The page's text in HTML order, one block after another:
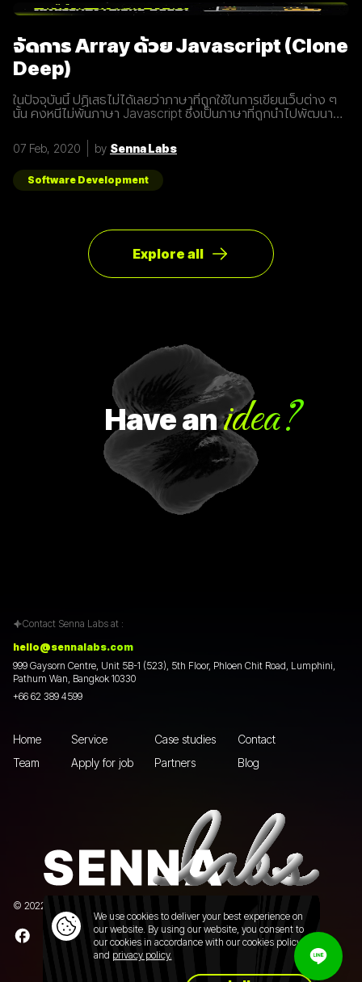
We use cookies to deliver your best experience on
our website. By using our website, you consent to
our cookies in accordance with our cookies policy
and privacy policy.
ตอบสนองที่รวดเร็วขึ้นในระยะเวลาที่น้อยลง ความสามารถในการ
แตกต่างจากระบบ
จัดการ Array ด้วย Javascript (Clone
Deep)
ในปัจจุบันนี้ ปฏิเสธไม่ได้เลยว่าภาษาที่ถูกใช้ในการเขียนเว็บต่าง ๆ
นั้น คงหนีไม่พ้นภาษา Javascript ซึ่งเป็นภาษาที่ถูกนำไปพัฒนา
รูปแบบการเขียนภาษา Javascript ที่แตกต่างกัน เราเลยมีแนวทาง
การเขียนที่หลากหลาย มาแบ่งปันเพื่อน ๆ เกี่ยวกับการจัดการ
Array ด้วยภาษา Javascript กัน เรามาดูตัวอย่างกันเลยดีกว่า
โดยปกติแล้วการ copy ค่าจาก value type ธรรมดา สามารถเขียน
ได้ดังนี้
07 Feb, 2020 by Senna Labs
Software Development
Explore all
Haveanidea?
Contact Senna Labs at :
hello@sennalabs.com
999 Gaysorn Centre, Unit 5B-1 (523), 5th Floor, Phloen Chit Road, Lumphini,
Pathum Wan, Bangkok 10330
+66 62 389 4599
Home Service Case studies
Contact
Team
Apply for job Partners Blog
© 2022 Senna Labs Co., Ltd.All rights reserved. |